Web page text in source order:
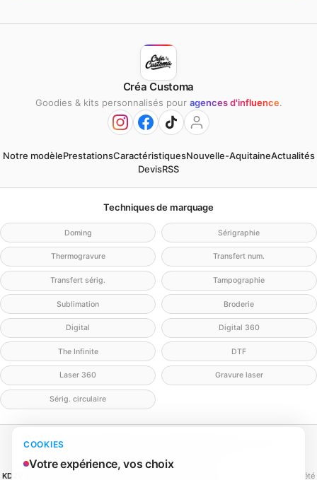
COOKIES
Votre expérience, vos choix
Créa Customa
Goodies & kits personnalisés pour agences d'influence.
Notre modèlePrestationsCaractéristiquesNouvelle-AquitaineActualités
DevisRSS
Techniques de marquage
Doming Sérigraphie
Thermogravure Transfert num.
Transfert sérig. Tampographie
Sublimation Broderie
Digital Digital 360
The Infinite DTF
Laser 360 Gravure laser
Sérig. circulaire
Mentions légales
KD2V SIGNA & EVENTA (MEILLEURECOMMUNICATION.COM - KD2V) — SAS, société